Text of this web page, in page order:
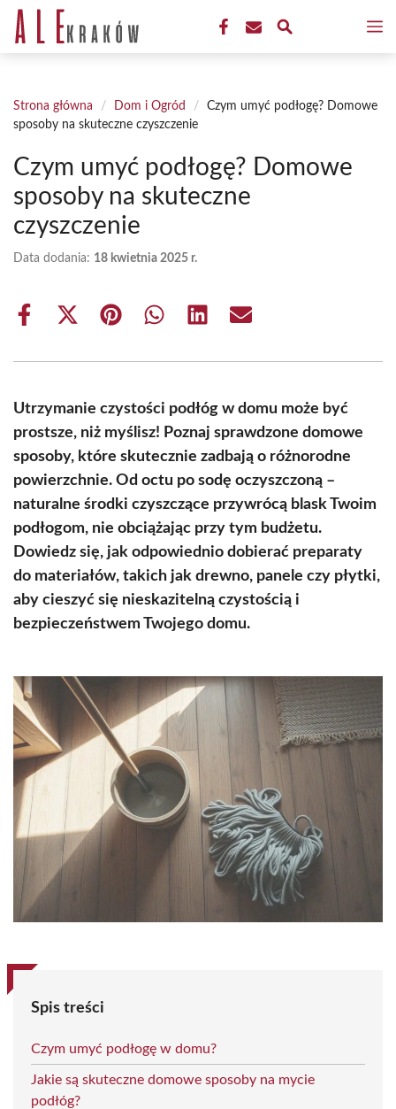
Przejdź
treści
Strona główna / Dom i Ogród /
Czym umyć podłogę? Domowe
sposoby na skuteczne czyszczenie
Czym umyć podłogę? Domowe
sposoby na skuteczne
czyszczenie
Data dodania: 18 kwietnia 2025 r.
Share
Share
(Twitter)
Share Share Share Share
Utrzymanie czystości podłóg w domu może być
prostsze, niż myślisz! Poznaj sprawdzone domowe
sposoby, które skutecznie zadbają o różnorodne
powierzchnie. Od octu po sodę oczyszczoną –
naturalne środki czyszczące przywrócą blask Twoim
podłogom, nie obciążając przy tym budżetu.
Dowiedz się, jak odpowiednio dobierać preparaty
do materiałów, takich jak drewno, panele czy płytki,
aby cieszyć się nieskazitelną czystością i
bezpieczeństwem Twojego domu.
Spis treści
Czym umyć podłogę w domu?
Jakie są skuteczne domowe sposoby na mycie
podłóg?